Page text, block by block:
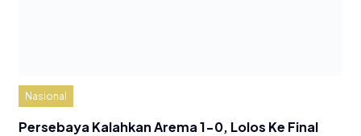
Nasional
Persebaya Kalahkan Arema 1-0, Lolos Ke Final